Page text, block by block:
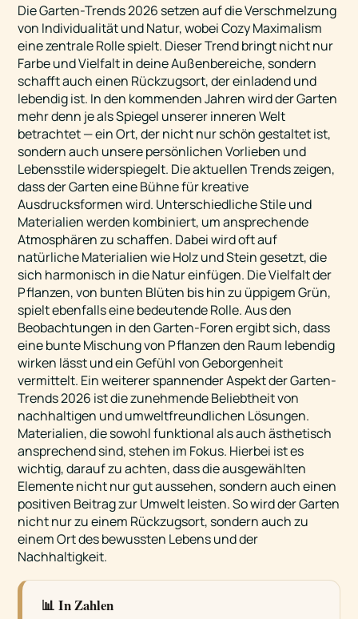
Die Garten-Trends 2026 setzen auf die Verschmelzung
von Individualität und Natur, wobei Cozy Maximalism
eine zentrale Rolle spielt. Dieser Trend bringt nicht nur
Farbe und Vielfalt in deine Außenbereiche, sondern
schafft auch einen Rückzugsort, der einladend und
lebendig ist. In den kommenden Jahren wird der Garten
mehr denn je als Spiegel unserer inneren Welt
betrachtet — ein Ort, der nicht nur schön gestaltet ist,
sondern auch unsere persönlichen Vorlieben und
Lebensstile widerspiegelt. Die aktuellen Trends zeigen,
dass der Garten eine Bühne für kreative
Ausdrucksformen wird. Unterschiedliche Stile und
Materialien werden kombiniert, um ansprechende
Atmosphären zu schaffen. Dabei wird oft auf
natürliche Materialien wie Holz und Stein gesetzt, die
sich harmonisch in die Natur einfügen. Die Vielfalt der
Pflanzen, von bunten Blüten bis hin zu üppigem Grün,
spielt ebenfalls eine bedeutende Rolle. Aus den
Beobachtungen in den Garten-Foren ergibt sich, dass
eine bunte Mischung von Pflanzen den Raum lebendig
wirken lässt und ein Gefühl von Geborgenheit
vermittelt. Ein weiterer spannender Aspekt der Garten-
Trends 2026 ist die zunehmende Beliebtheit von
nachhaltigen und umweltfreundlichen Lösungen.
Materialien, die sowohl funktional als auch ästhetisch
ansprechend sind, stehen im Fokus. Hierbei ist es
wichtig, darauf zu achten, dass die ausgewählten
Elemente nicht nur gut aussehen, sondern auch einen
positiven Beitrag zur Umwelt leisten. So wird der Garten
nicht nur zu einem Rückzugsort, sondern auch zu
einem Ort des bewussten Lebens und der
Nachhaltigkeit.
📊 In Zahlen